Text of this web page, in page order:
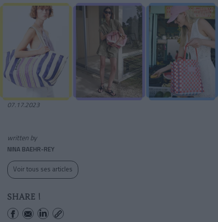
07.17.2023
written by
NINA BAEHR-REY
Voir tous ses articles
SHARE !